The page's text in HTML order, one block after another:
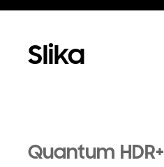
Slika
Quantum HDR+